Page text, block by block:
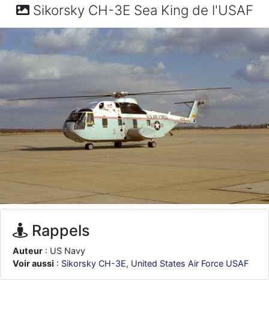
paxwax: Super, la nouvelle bannière
d9pouces : je suis un avion@,._,+ > lesquels ? je ne suis pas sûr de
comprendre
: ouakamois > si tu parles du sujet sur l'Armée de l'Air,
bien sûr que oui !
je suis un avion@,._,+: Bonjour je viens d'arriver il y a quelques
moi et quelques avions n'ont pas les mêmes noms qu'aujourd'hui
ouakamois: Bonjourà toutes et à tous.en espérantque ces
quelques images du Pays Basque vous auront plu ; Agur…
d9pouces : Je me rattraperai à la Ferté samedi
d9pouces un peu trop loin pour moi !
fox_50
: Bonjour, certains parmis vous étaient-ils présent au
meeting de Lann Bihoué de 2026 ?
cachée dans les pins
au site!
jericho: Bonne année et tous mes meilleurs voeux à tous pour
2026 !
Sikorsky CH-3E Sea King de l'USAF
Rappels
Auteur : US Navy
Voir aussi : Sikorsky CH-3E, United States Air Force USAF